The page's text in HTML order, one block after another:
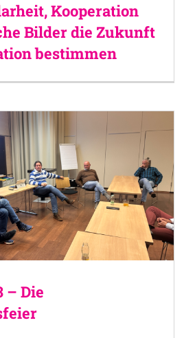
Kooperation
Bilder die Zukunft
bestimmen
– Die